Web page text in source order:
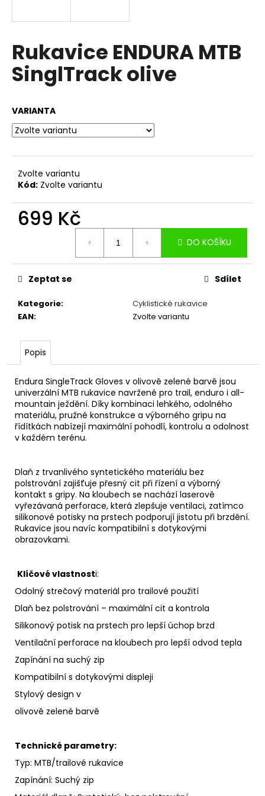
Rukavice ENDURA MTB
SinglTrack olive
VARIANTA
Zvolte variantu
Kód: Zvolte variantu
699 Kč
DO KOŠÍKU
Kategorie:
Cyklistické rukavice
EAN: Zvolte variantu
Zeptat se Sdílet
Popis
Endura SingleTrack Gloves v olivově zelené barvě jsou
univerzální MTB rukavice navržené pro trail, enduro i all-
mountain ježdění. Díky kombinaci lehkého, odolného
materiálu, pružné konstrukce a výborného gripu na
řídítkách nabízejí maximální pohodlí, kontrolu a odolnost
v každém terénu.
Dlaň z trvanlivého syntetického materiálu bez
polstrování zajišťuje přesný cit při řízení a výborný
kontakt s gripy. Na kloubech se nachází laserově
vyřezávaná perforace, která zlepšuje ventilaci, zatímco
silikonové potisky na prstech podporují jistotu při brzdění.
Rukavice jsou navíc kompatibilní s dotykovými
obrazovkami.
Klíčové vlastnosti:
Odolný strečový materiál pro trailové použití
Dlaň bez polstrování – maximální cit a kontrola
Silikonový potisk na prstech pro lepší úchop brzd
Ventilační perforace na kloubech pro lepší odvod tepla
Zapínání na suchý zip
Kompatibilní s dotykovými displeji
Stylový design v
olivově zelené barvě
Technické parametry:
Typ: MTB/trailové rukavice
Zapínání: Suchý zip
í
t
?
HLEDAT
D
o
p
č
u
e
m
POLARIZAČNÍ
SLUNEČNÍ
BRÝLE
RETRO
ČERVENÁ
170
Kč